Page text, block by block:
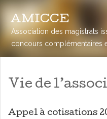
AMICCE
Association des magistrats
concours complémentaires
Vie de
Appel à cotisations